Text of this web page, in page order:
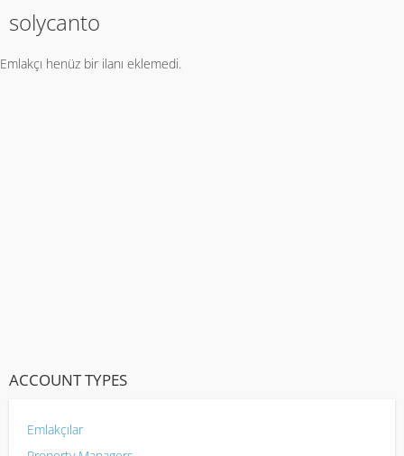
solycanto
Emlakçı henüz bir ilanı eklemedi.
ACCOUNT TYPES
Emlakçılar